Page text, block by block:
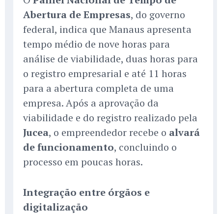
Abertura de Empresas, do governo
federal, indica que Manaus apresenta
tempo médio de nove horas para
análise de viabilidade, duas horas para
o registro empresarial e até 11 horas
para a abertura completa de uma
empresa. Após a aprovação da
viabilidade e do registro realizado pela
Jucea, o empreendedor recebe o alvará
de funcionamento, concluindo o
processo em poucas horas.
Integração entre órgãos e
digitalização